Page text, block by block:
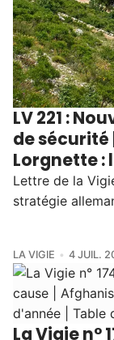
LV 221 :
de
Lorgnette :
Lettre de la
stratégie
LA VIGIE 4 JUIL.
La Vigie n°